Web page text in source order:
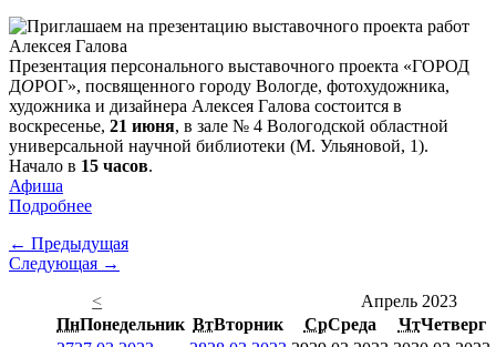
Презентация персонального выставочного проекта «ГОРОД
ДОРОГ», посвященного городу Вологде, фотохудожника,
художника и дизайнера Алексея Галова состоится в
воскресенье, 21 июня, в зале № 4 Вологодской областной
универсальной научной библиотеки (М. Ульяновой, 1).
Начало в 15 часов.
Афиша
Подробнее
← Предыдущая
Следующая →
<
Апрель 2023
ПнПонедельник ВтВторник СрСреда ЧтЧетверг